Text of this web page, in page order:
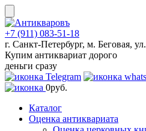
Skip
to
content
+7 (911) 083-51-18
г. Санкт-Петербург, м. Беговая,
Купим антиквариат дорого
деньги сразу
0руб.
Каталог
Оценка антиквариата